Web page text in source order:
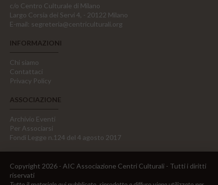
c/o Centro Culturale di Milano
Largo Corsia dei Servi 4, - 20122 Milano
E-mail: segreteria@centriculturali.org
INFORMAZIONI
Chi siamo
Contattaci
Privacy Policy
ASSOCIAZIONE
Archivio Eventi
Per Associarsi
Fondi Legge n.124 del 4 agosto 2017
Copyright 2026 - AIC Associazione Centri Culturali - Tutti i diritti
riservati